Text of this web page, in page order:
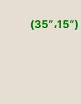
(“15،”35)